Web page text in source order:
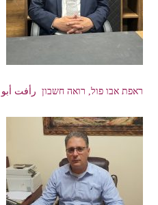
ראפת אבו פול, רואה חשבון رأفت